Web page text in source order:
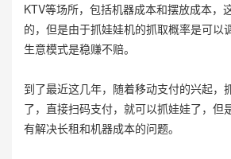
KTV等场所，包括机器成本和摆放成本，
的，但是由于抓娃娃机的抓取概率是可以
生意模式是稳赚不赔。
到了最近这几年，随着移动支付的兴起，
了，直接扫码支付，就可以抓娃娃了，但
有解决长租和机器成本的问题。